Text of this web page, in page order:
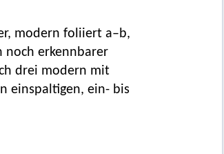
modern foliiert a–b,
noch erkennbarer
drei modern mit
einspaltigen, ein- bis